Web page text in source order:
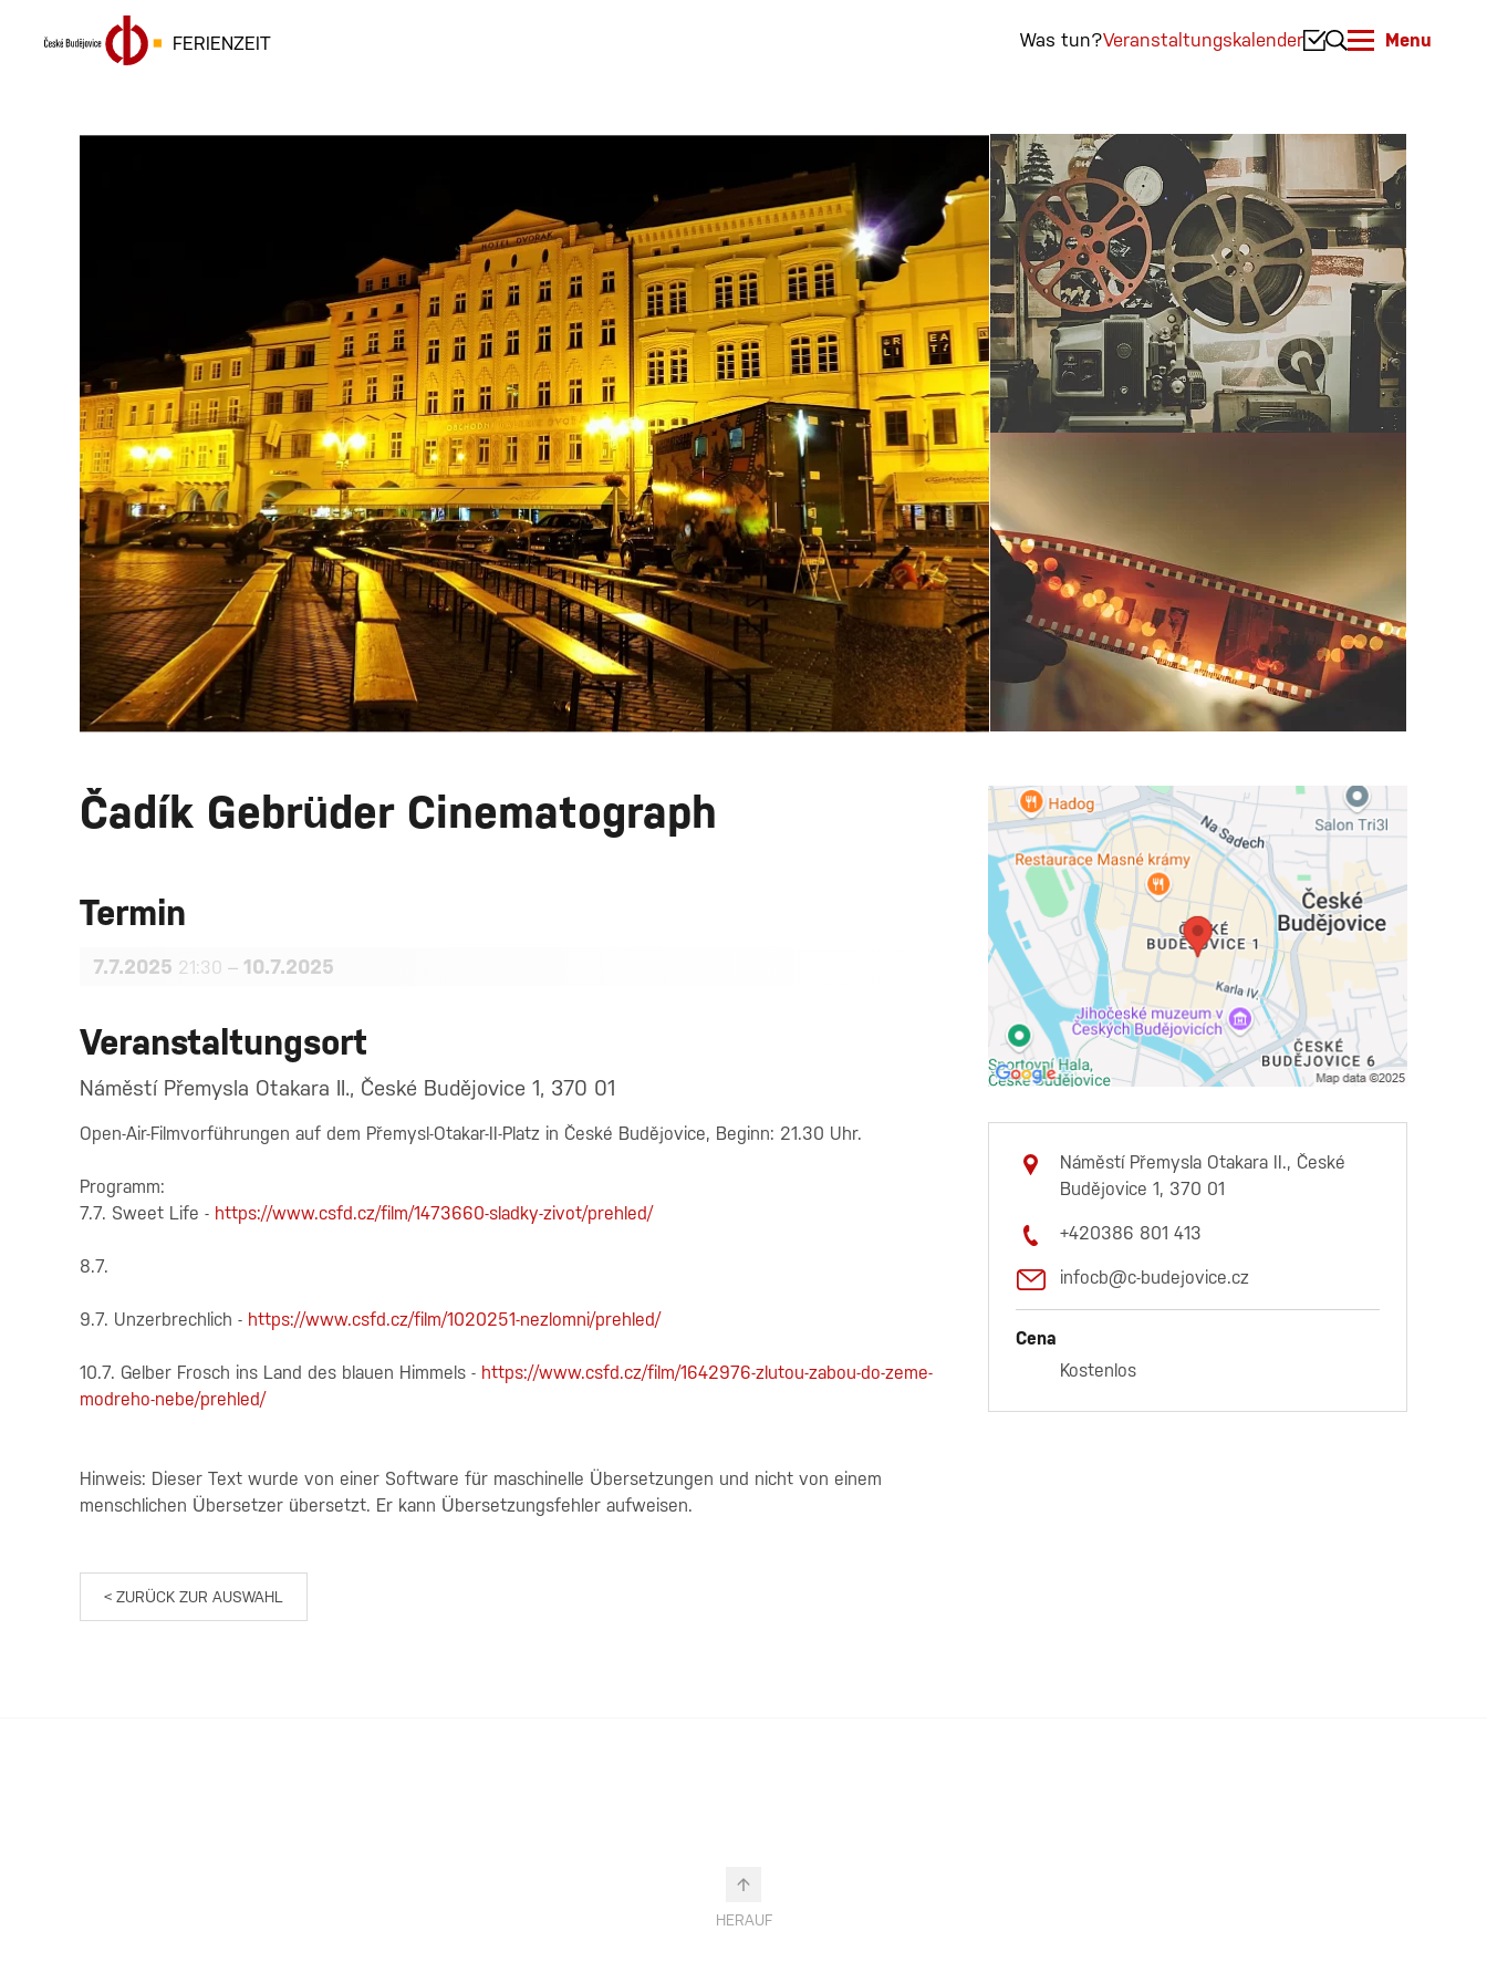
FERIENZEIT Was tun?Veranstaltungskalender Menu
Čadík Gebrüder Cinematograph
Termin
7.7.2025 21:30 – 10.7.2025
Veranstaltungsort
Náměstí Přemysla Otakara II., České Budějovice 1, 370 01
Open-Air-Filmvorführungen auf dem Přemysl-Otakar-II-Platz in České Budějovice, Beginn: 21.30 Uhr.
Programm:
7.7. Sweet Life - https://www.csfd.cz/film/1473660-sladky-zivot/prehled/
8.7.
9.7. Unzerbrechlich - https://www.csfd.cz/film/1020251-nezlomni/prehled/
10.7. Gelber Frosch ins Land des blauen Himmels - https://www.csfd.cz/film/1642976-zlutou-zabou-do-zeme-
modreho-nebe/prehled/
Hinweis: Dieser Text wurde von einer Software für maschinelle Übersetzungen und nicht von einem
menschlichen Übersetzer übersetzt. Er kann Übersetzungsfehler aufweisen.
< ZURÜCK ZUR AUSWAHL
Náměstí Přemysla Otakara II., České
Budějovice 1, 370 01
+420386 801 413
infocb@c-budejovice.cz
Cena
Kostenlos
HERAUF